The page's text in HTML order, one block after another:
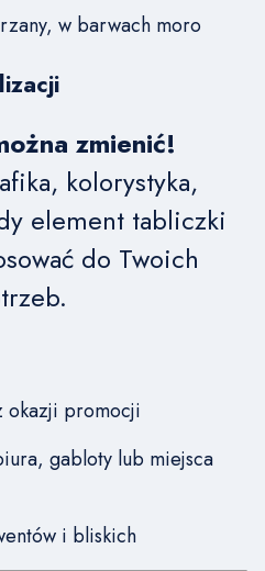
w barwach moro
zmienić!
kolorystyka,
element tabliczki
do Twoich
okazji promocji
gabloty lub miejsca
i bliskich